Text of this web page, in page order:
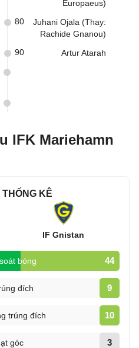
Europaeus)
Juhani Ojala (Thay:
Rachide Gnanou)
80
Artur Atarah
90
IFK Mariehamn
KÊ
IF Gnistan
bóng 44
đích 9
trúng đích 10
góc 3